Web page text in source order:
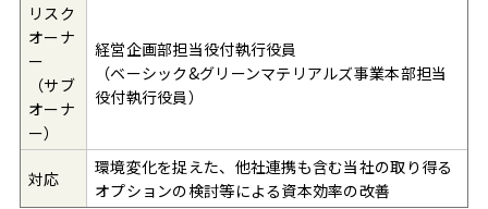
リスク
オーナ
ー
（サブ
オーナ
ー）
経営企画部担当役付執行役員
（ベーシック&グリーンマテリアルズ事業本部担当
役付執行役員）
対応
環境変化を捉えた、他社連携も含む当社の取り得る
オプションの検討等による資本効率の改善